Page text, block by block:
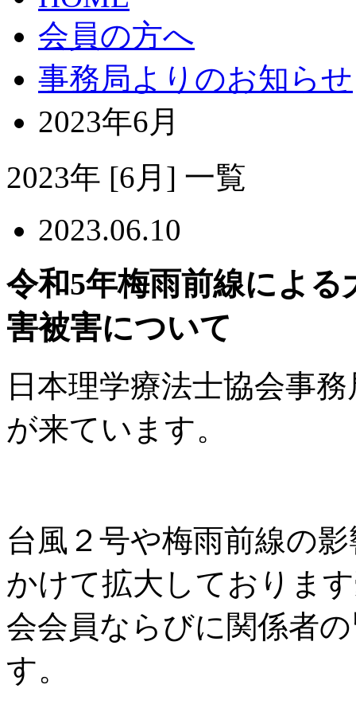
会員の方へ
事務局よりのお知らせ
2023年6月
2023年 [6月] 一覧
2023.06.10
令和5年梅雨前線によ
害被害について
日本理学療法士協会事
が来ています。
台風２号や梅雨前線の
かけて拡大しておりま
会会員ならびに関係者
す。